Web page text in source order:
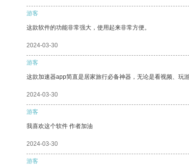
游客
这款软件的功能非常强大，使用起来非常方便。
2024-03-30
游客
这款加速器app简直是居家旅行必备神器，无论是看视频、玩
2024-03-30
游客
我喜欢这个软件 作者加油
2024-03-30
游客